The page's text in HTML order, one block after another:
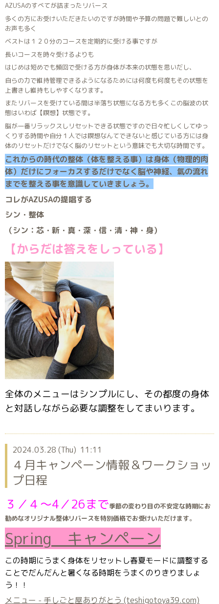
AZUSAのすべてが詰まったリバース
多くの方にお受けいただきたいのですが時間や予算の問題で難しいとの
お声も多く
ベストは１２０分のコースを定期的に受ける事ですが
長いコースを時々受けるよりも
はじめは短めでも頻回で受ける方が身体が本来の状態を思いだし、
自らの力で維持管理できるようになるためには何度も何度もその状態を
上書きし維持もしやすくなります。
またリバースを受けている間は半落ち状態になる方も多くこの脳波の状
態はいわば【瞑想】状態です。
脳が一番リラックスしリセットできる状態ですので日々忙しくしてゆっ
くりする時間や自分１人では瞑想なんてできないと感じている方には身
体のリセットだけでなく脳のリセットという意味でも大切な時間です。
これからの時代の整体（体を整える事）は身体（物理的肉
体）だけにフォーカスするだけでなく脳や神経、氣の流れ
までを整える事を意識していきましょう。
コレがAZUSAの提唱する
シン・整体
（シン：芯・新・真・深・信・清・神・身）
【からだは答えをしっている】
全体のメニューはシンプルにし、その都度の身体
と対話しながら必要な調整をしてまいります。
2024.03.28 (Thu) 11:11
４月キャンペーン情報＆ワークショッ
プ日程
３／４～4／26まで季節の変わり目の不安定な時期にお
勧めなオリジナル整体リバースを特別価格でお受けいただけます。
Spring キャンペーン
この時期にうまく身体をリセットし春夏モードに調整する
ことでだんだんと暑くなる時期をうまくのりきりましょ
う！！
メニュー - 手しごと屋ありがとう (teshigotoya39.com)